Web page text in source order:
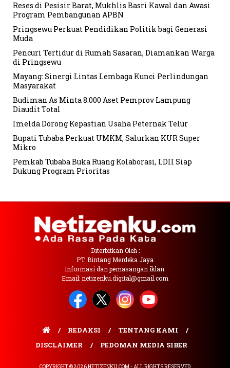
Reses di Pesisir Barat, Mukhlis Basri Kawal dan Awasi
Program Pembangunan APBN
Pringsewu Perkuat Pendidikan Politik bagi Generasi
Muda
Pencuri Tertidur di Rumah Sasaran, Diamankan Warga
di Pringsewu
Mayang: Sinergi Lintas Lembaga Kunci Perlindungan
Masyarakat
Budiman As Minta 8.000 Aset Pemprov Lampung
Diaudit Total
Imelda Dorong Kepastian Usaha Peternak Telur
Bupati Tubaba Perkuat UMKM, Salurkan KUR Super
Mikro
Pemkab Tubaba Buka Ruang Kolaborasi, LDII Siap
Dukung Program Prioritas
Diterbitkan Oleh :
PT. Bintang Merdeka Jaya
Informasi dan pemasangan iklan:
Email: netizenku.digital@gmail.com
REDAKSI
TENTANG KAMI
DISCLAIMER
PEDOMAN MEDIA SIBER
COPYRIGHT © 2026 NETIZENKU.COM - ALL RIGHTS RESERVED